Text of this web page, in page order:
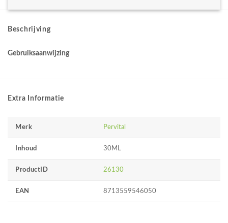
Beschrijving
Gebruiksaanwijzing
Extra Informatie
Merk Pervital
Inhoud 30ML
ProductID 26130
EAN 8713559546050